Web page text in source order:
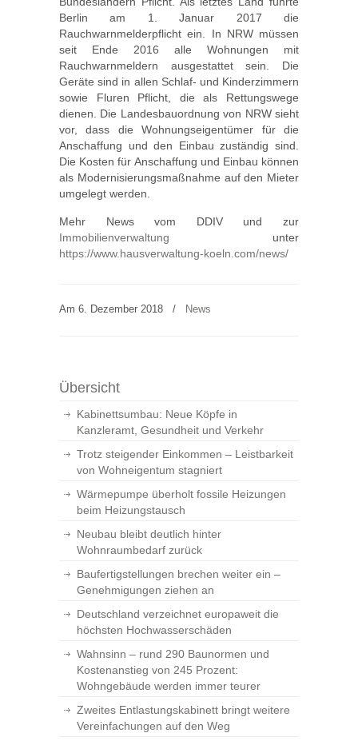
Berlin am 1. Januar 2017 die
Rauchwarnmelderpflicht ein. In NRW müssen
seit Ende 2016 alle Wohnungen mit
Rauchwarnmeldern ausgestattet sein. Die
Geräte sind in allen Schlaf- und Kinderzimmern
sowie Fluren Pflicht, die als Rettungswege
dienen. Die Landesbauordnung von NRW sieht
vor, dass die Wohnungseigentümer für die
Anschaffung und den Einbau zuständig sind.
Die Kosten für Anschaffung und Einbau können
als Modernisierungsmaßnahme auf den Mieter
umgelegt werden.
Mehr News vom DDIV und zur
Immobilienverwaltung unter
https://www.hausverwaltung-koeln.com/news/
Am 6. Dezember 2018 / News
Übersicht
Kabinettsumbau: Neue Köpfe in
Kanzleramt, Gesundheit und Verkehr
Trotz steigender Einkommen – Leistbarkeit
von Wohneigentum stagniert
Wärmepumpe überholt fossile Heizungen
beim Heizungstausch
Neubau bleibt deutlich hinter
Wohnraumbedarf zurück
Baufertigstellungen brechen weiter ein –
Genehmigungen ziehen an
Deutschland verzeichnet europaweit die
höchsten Hochwasserschäden
Wahnsinn – rund 290 Baunormen und
Kostenanstieg von 245 Prozent:
Wohngebäude werden immer teurer
Zweites Entlastungskabinett bringt weitere
Vereinfachungen auf den Weg